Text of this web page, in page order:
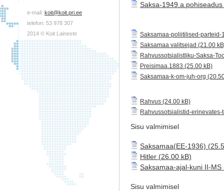
e-mail: koit@koit.pri.ee
telefon: 53 978 307
2014 © Koit Laineste
Saksa-1949.a.pohiseadus
Saksamaa-poliitilised-parteid-
Saksamaa valitsejad
Rahvussotsialistliku-Saksa-
Preisimaa.1883
Saksamaa-k-om-juh-org
Rahvus
Rahvussotsialistid-erinevates-
Sisu valmimisel
Saksamaa(EE-1936)
Hitler
Saksamaa-ajal-kuni II-MS
Sisu valmimisel